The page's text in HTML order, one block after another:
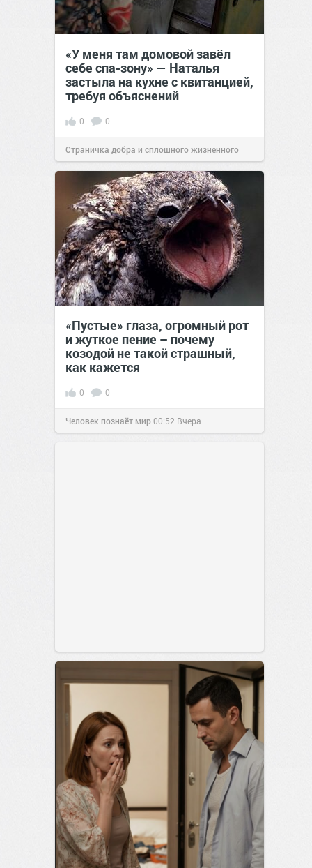
«У меня там домовой завёл
себе спа-зону» — Наталья
застыла на кухне с квитанцией,
требуя объяснений
0 0
Страничка добра и сплошного жизненного
позитива!00:28Вчера
«Пустые» глаза, огромный рот
и жуткое пение – почему
козодой не такой страшный,
как кажется
0 0
Человек познаёт мир00:52 Вчера